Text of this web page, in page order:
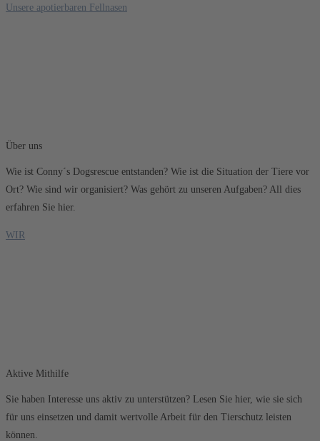
Unsere apotierbaren Fellnasen
Über uns
Wie ist Conny´s Dogsrescue entstanden? Wie ist die Situation der Tiere vor
Ort? Wie sind wir organisiert? Was gehört zu unseren Aufgaben? All dies
erfahren Sie hier.
WIR
Aktive Mithilfe
Sie haben Interesse uns aktiv zu unterstützen? Lesen Sie hier, wie sie sich
für uns einsetzen und damit wertvolle Arbeit für den Tierschutz leisten
können.